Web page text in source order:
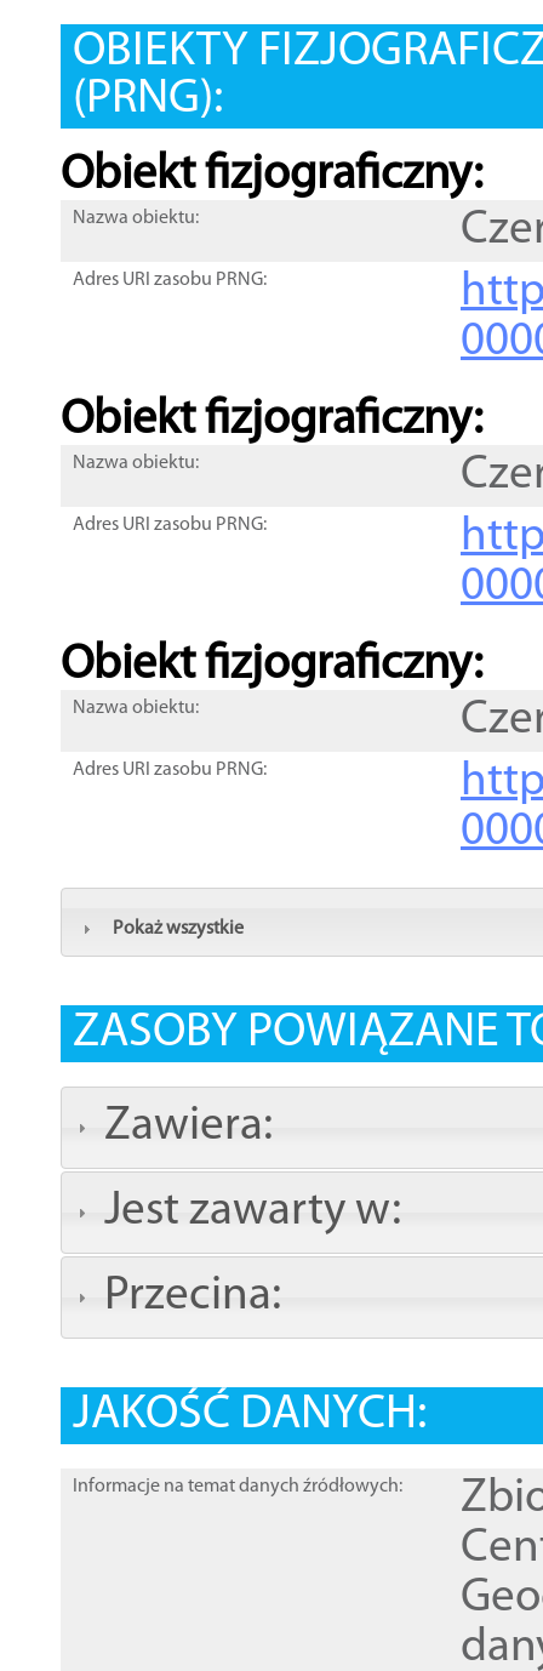
OBIEKTY
(PRNG):
Obiekt fizjograficzny:
Nazwa obiektu:
Adres URI zasobu PRNG:
Obiekt fizjograficzny:
Nazwa obiektu:
Adres URI zasobu PRNG:
Obiekt fizjograficzny:
Nazwa obiektu:
Adres URI zasobu PRNG:
Pokaż wszystkie
ZASOBY POWIĄZANE
Zawiera:
Jest zawarty w:
Przecina:
JAKOŚĆ DANYCH:
Informacje na temat danych źródłowych: